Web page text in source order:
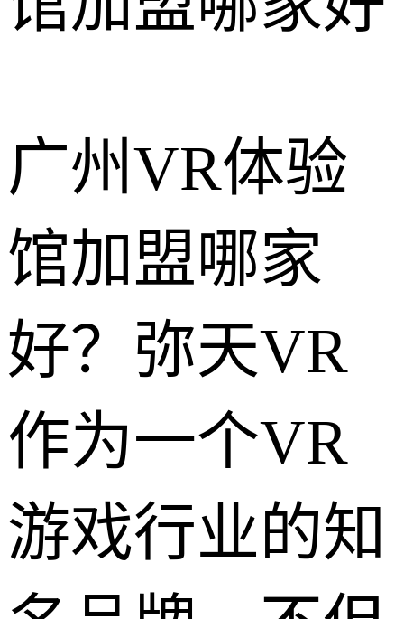
广州VR体验
馆加盟哪家
好？弥天VR
作为一个VR
游戏行业的知